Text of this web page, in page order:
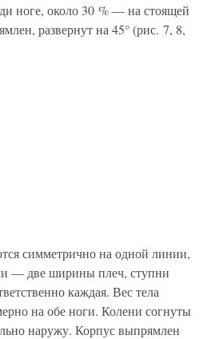
ноге, около 30 % — на стоящей
развернут на 45° (рис. 7, 8,
симметрично на одной линии,
— две ширины плеч, ступни
каждая. Вес тела
на обе ноги. Колени согнуты
наружу. Корпус выпрямлен